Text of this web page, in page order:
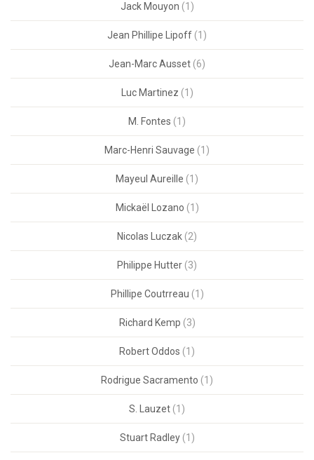
Jack Mouyon (1)
Jean Phillipe Lipoff (1)
Jean-Marc Ausset (6)
Luc Martinez (1)
M. Fontes (1)
Marc-Henri Sauvage (1)
Mayeul Aureille (1)
Mickaël Lozano (1)
Nicolas Luczak (2)
Philippe Hutter (3)
Phillipe Coutrreau (1)
Richard Kemp (3)
Robert Oddos (1)
Rodrigue Sacramento (1)
S. Lauzet (1)
Stuart Radley(1)